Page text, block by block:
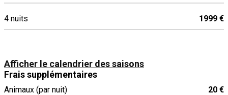
4 nuits 1999 €
Afficher le calendrier des saisons
Frais supplémentaires
Animaux (par nuit) 20 €